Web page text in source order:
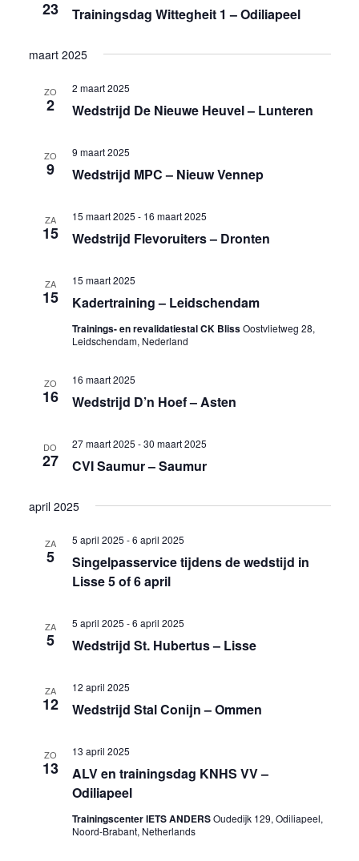
23 Trainingsdag Wittegheit 1 – Odiliapeel
maart 2025
ZO
2 Wedstrijd De Nieuwe Heuvel – Lunteren
2 maart 2025
ZO
9 Wedstrijd MPC – Nieuw Vennep
9 maart 2025
ZA
15 Wedstrijd Flevoruiters – Dronten
15 maart 2025 - 16 maart 2025
ZA
15 Kadertraining – Leidschendam
15 maart 2025
Trainings- en revalidatiestal CK BlissOostvlietweg 28,
Leidschendam, Nederland
ZO
16 Wedstrijd D’n Hoef – Asten
16 maart 2025
DO
27 CVI Saumur – Saumur
27 maart 2025 -30 maart 2025
april 2025
ZA
5
Singelpasservice tijdens de wedstijd in
Lisse 5 of 6 april
5 april 2025 -6 april 2025
ZA
5 Wedstrijd St. Hubertus – Lisse
5 april 2025 -6 april 2025
ZA
12 Wedstrijd Stal Conijn – Ommen
12 april 2025
ZO
13
ALV en trainingsdag KNHS VV –
Odiliapeel
13 april 2025
Trainingscenter IETS ANDERSOudedijk 129, Odiliapeel,
Noord-Brabant, Netherlands